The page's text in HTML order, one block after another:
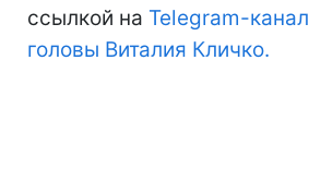
ссылкой на Telegram-канал
головы Виталия Кличко.